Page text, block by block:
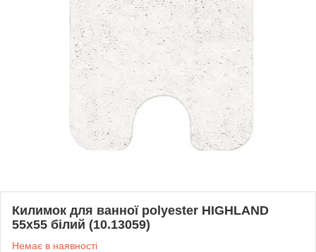
Килимок для ванної polyester HIGHLAND
55х55 білий (10.13059)
Немає в наявності